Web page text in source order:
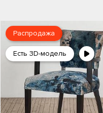
Распродажа
Есть 3D-модель